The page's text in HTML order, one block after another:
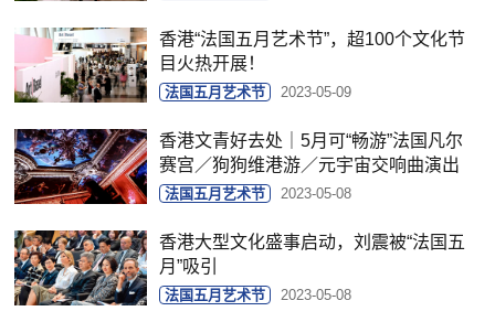
香港“法国五月艺术节”，超100个文化节
目火热开展！
法国五月艺术节 2023-05-09
香港文青好去处｜5月可“畅游”法国凡尔
赛宫／狗狗维港游／元宇宙交响曲演出
法国五月艺术节 2023-05-08
香港大型文化盛事启动，刘震被“法国五
月”吸引
法国五月艺术节 2023-05-08